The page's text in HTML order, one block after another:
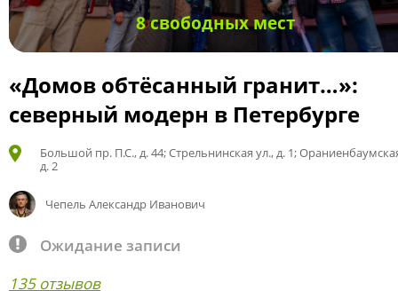
8 свободных мест
«Домов обтёсанный гранит…»:
северный модерн в Петербурге
Большой пр. П.С., д. 44; Стрельнинская ул., д. 1;
д. 2
Чепель Александр Иванович
Ожидание записи
135 отзывов